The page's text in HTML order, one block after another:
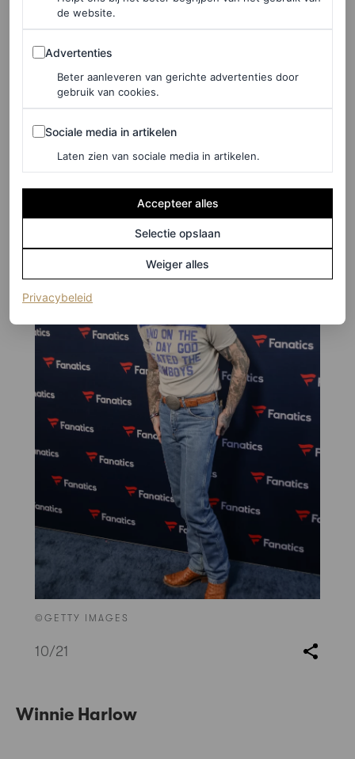
©GETTY IMAGES
/21
Post Malone
©GETTY IMAGES
10/21
Winnie Harlow
de website.
Advertenties
Advertenties
Beter aanleveren van gerichte advertenties door
gebruik van cookies.
Sociale media in artikelen
Sociale media in artikelen
Laten zien van sociale media in artikelen.
Accepteer alles
Selectie opslaan
Weiger alles
Privacybeleid